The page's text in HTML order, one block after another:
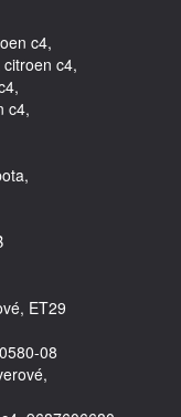
c4,
c4,
c4,
ET29
08